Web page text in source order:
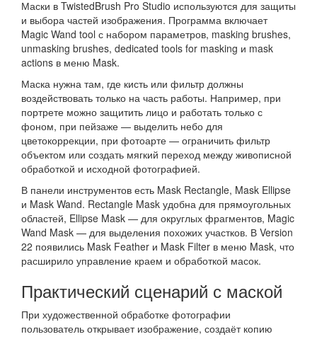
Маски в TwistedBrush Pro Studio используются для защиты
и выбора частей изображения. Программа включает
Magic Wand tool с набором параметров, masking brushes,
unmasking brushes, dedicated tools for masking и mask
actions в меню Mask.
Маска нужна там, где кисть или фильтр должны
воздействовать только на часть работы. Например, при
портрете можно защитить лицо и работать только с
фоном, при пейзаже — выделить небо для
цветокоррекции, при фотоарте — ограничить фильтр
объектом или создать мягкий переход между живописной
обработкой и исходной фотографией.
В панели инструментов есть Mask Rectangle, Mask Ellipse
и Mask Wand. Rectangle Mask удобна для прямоугольных
областей, Ellipse Mask — для округлых фрагментов, Magic
Wand Mask — для выделения похожих участков. В Version
22 появились Mask Feather и Mask Filter в меню Mask, что
расширило управление краем и обработкой масок.
Практический сценарий с маской
При художественной обработке фотографии
пользователь открывает изображение, создаёт копию